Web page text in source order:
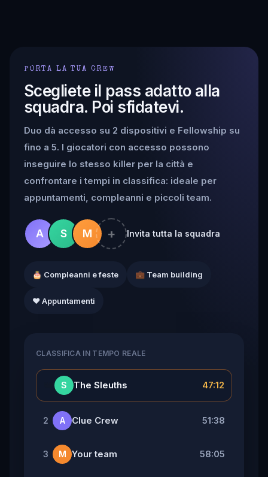
PORTA LA TUA CREW
Scegliete il pass adatto alla
squadra. Poi sfidatevi.
Duo dà accesso su 2 dispositivi e Fellowship su
fino a 5. I giocatori con accesso possono
inseguire lo stesso killer per la città e
confrontare i tempi in classifica: ideale per
appuntamenti, compleanni e piccoli team.
A S M + Invita tutta la squadra
🎂 Compleanni e feste 💼 Team building
❤️ Appuntamenti
CLASSIFICA IN TEMPO REALE
S The Sleuths 47:12
2 A Clue Crew 51:38
3 M Your team 58:05